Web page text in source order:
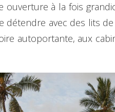
à la fois
avec des lits
autoportante, aux